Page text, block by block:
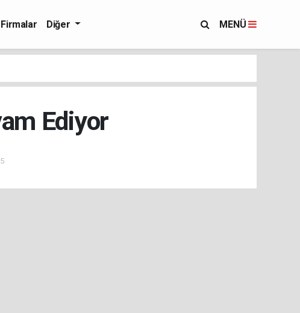
Firmalar Diğer MENÜ
Ediyor